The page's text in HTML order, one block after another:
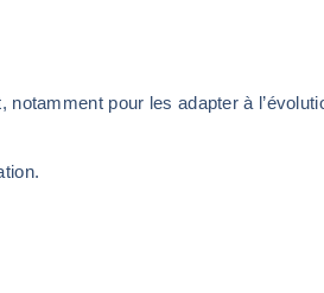
pour les adapter à